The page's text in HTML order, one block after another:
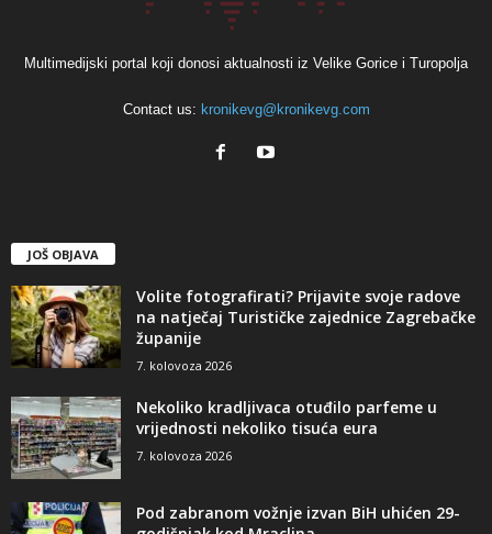
Multimedijski portal koji donosi aktualnosti iz Velike Gorice i Turopolja
Contact us: kronikevg@kronikevg.com
JOŠ OBJAVA
Volite fotografirati? Prijavite svoje radove
na natječaj Turističke zajednice Zagrebačke
županije
7. kolovoza 2026
Nekoliko kradljivaca otuđilo parfeme u
vrijednosti nekoliko tisuća eura
7. kolovoza 2026
Pod zabranom vožnje izvan BiH uhićen 29-